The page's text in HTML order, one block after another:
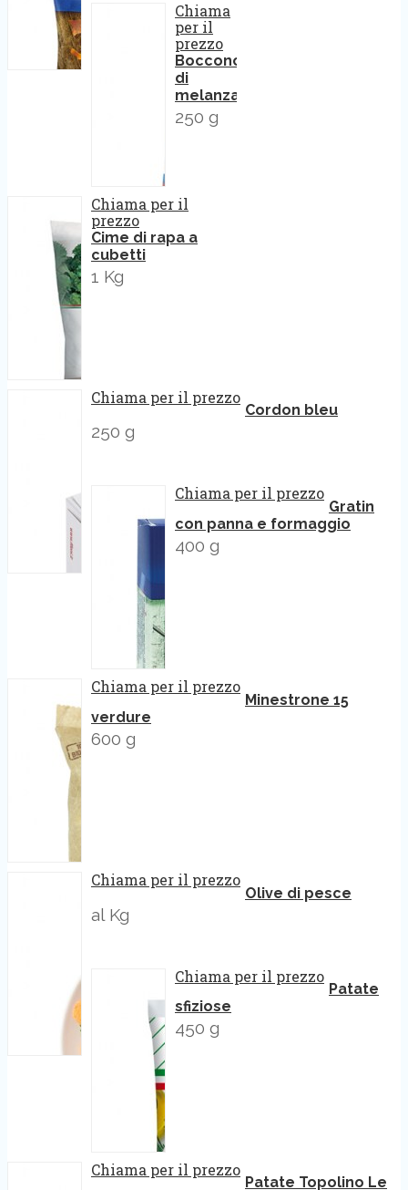
Chiama
per il
prezzo
Bocconcini
di
melanzane
250 g
Chiama per il
prezzo
Cime di rapa a
cubetti
1 Kg
Chiama per il prezzo
Cordon bleu
250 g
Chiama per il prezzo
Gratin
con panna e formaggio
400 g
Chiama per il prezzo
Minestrone 15
verdure
600 g
Chiama per il prezzo
Olive di pesce
al Kg
Chiama per il prezzo
Patate
sfiziose
450 g
Chiama per il prezzo
Patate Topolino Le